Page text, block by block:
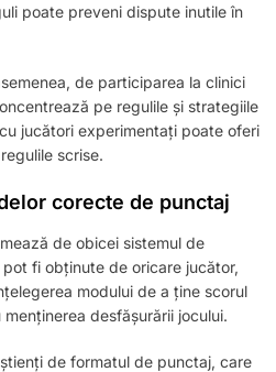
poate preveni dispute inutile în
de participarea la clinici
pe regulile și strategiile
jucători experimentați poate oferi
scrise.
corecte de punctaj
de obicei sistemul de
fi obținute de oricare jucător,
modului de a ține scorul
desfășurării jocului.
de formatul de punctaj, care